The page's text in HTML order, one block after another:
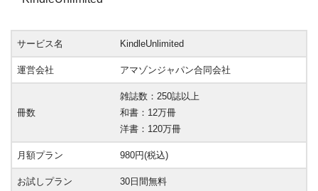
サービス名 KindleUnlimited
運営会社 アマゾンジャパン合同会社
冊数
雑誌数：250誌以上
和書：12万冊
洋書：120万冊
月額プラン 980円(税込)
お試しプラン 30日間無料